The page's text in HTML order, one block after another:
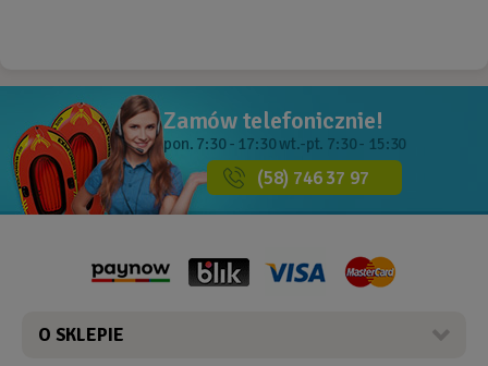
Zamów telefonicznie!
pon. 7:30 - 17:30 wt.-pt. 7:30 - 15:30
(58) 746 37 97
O SKLEPIE